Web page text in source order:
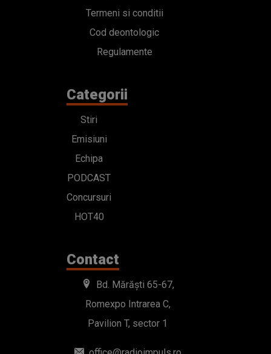
Termeni si conditii
Cod deontologic
Regulamente
Categorii
Stiri
Emisiuni
Echipa
PODCAST
Concursuri
HOT40
Contact
Bd. Mărăști 65-67,
Romexpo Intrarea C,
Pavilion T, sector 1